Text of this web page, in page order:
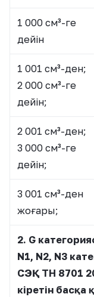
1 000 см³-ге
дейін
1 001 см³-ден;
2 000 см³-ге
дейін;
2 001 см³-ден;
3 000 см³-ге
дейін;
3 001 см³-ден
жоғары;
2. G
N1, N2, N3
СЭҚ ТН 8701
кіретін